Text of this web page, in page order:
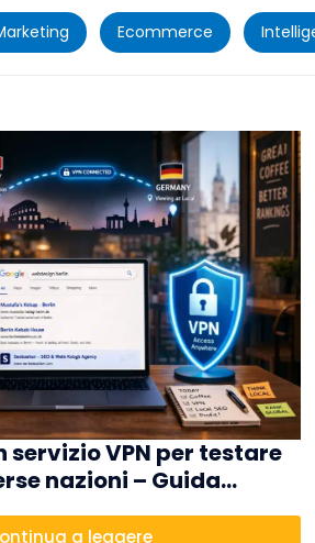
Ecommerce
servizio VPN per testare
nazioni – Guida
SEO 2026
a leggere